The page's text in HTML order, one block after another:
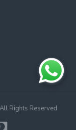
Rights Reserved